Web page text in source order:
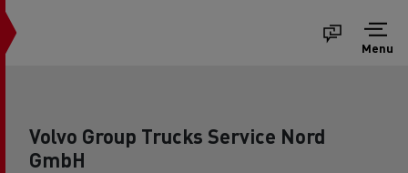
Menu
Volvo Group Trucks Service Nord
GmbH